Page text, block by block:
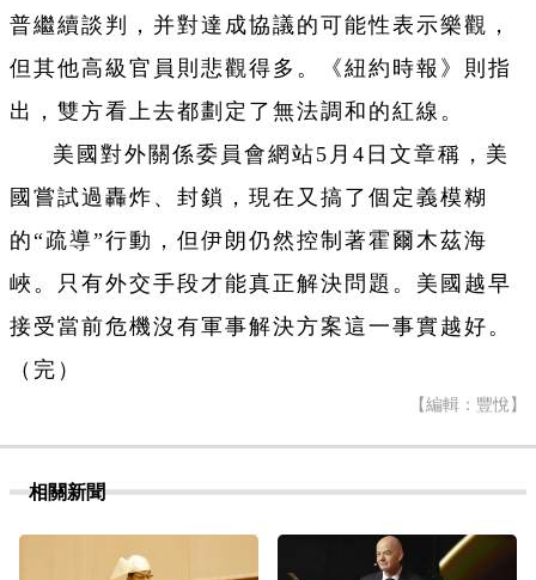
普繼續談判，并對達成協議的可能性表示樂觀，
但其他高級官員則悲觀得多。《紐約時報》則指
出，雙方看上去都劃定了無法調和的紅線。
美國對外關係委員會網站5月4日文章稱，美
國嘗試過轟炸、封鎖，現在又搞了個定義模糊
的“疏導”行動，但伊朗仍然控制著霍爾木茲海
峽。只有外交手段才能真正解決問題。美國越早
接受當前危機沒有軍事解決方案這一事實越好。
（完）
【編輯：豐悅】
相關新聞